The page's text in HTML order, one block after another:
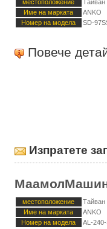
местоположение
Тайван
Име на марката
ANKO
Номер на модела
SD-
Повече
Изпратете
местоположение
Тайван
Име на марката
ANKO
Номер на модела
AL-